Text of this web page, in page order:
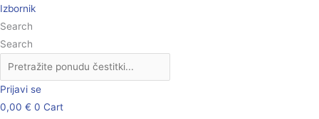
Skip
to
content
Izbornik
Search
Search
Prijavi se
0,00 € 0 Cart
Čestitka
br.
6019
količina